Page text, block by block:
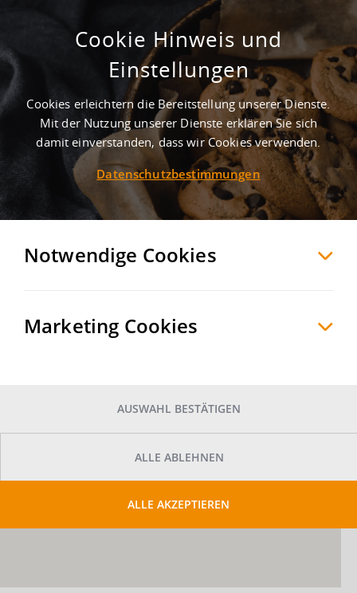
Gewerbegebiete in Weilbach
SUCHE ANPASSEN
Listenansicht
Möchten Sie diese Suche als Suchauftrag
speichern und automatisch über neue
SUCHAUFTRAG ANLEGEN
Cookie Hinweis und
Einstellungen
Cookies erleichtern die Bereitstellung unserer Dienste.
Mit der Nutzung unserer Dienste erklären Sie sich
damit einverstanden, dass wir Cookies verwenden.
Datenschutzbestimmungen
Notwendige Cookies
Marketing Cookies
AUSWAHL BESTÄTIGEN
ALLE ABLEHNEN
ALLE AKZEPTIEREN